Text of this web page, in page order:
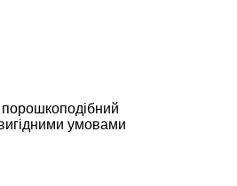
порошкоподібний
умовами